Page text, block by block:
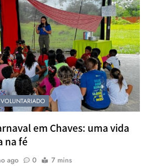
VOLUNTARIADO
em Chaves: uma vida
na fé
ago 0 7 mins